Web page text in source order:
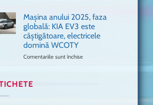
un
festival
🤭
cu
Ford
la
un
911
GT3,
cea
mai
Mașina anului 2025, faza
globală: KIA EV3 este
câștigătoare, electricele
domină WCOTY
Comentariile sunt închise